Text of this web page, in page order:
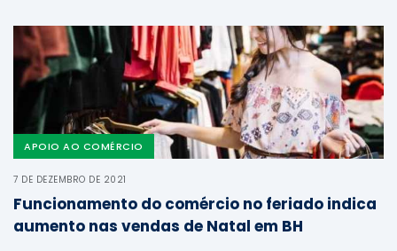
APOIO AO COMÉRCIO
7 DE DEZEMBRO DE 2021
Funcionamento do comércio no feriado indica
aumento nas vendas de Natal em BH